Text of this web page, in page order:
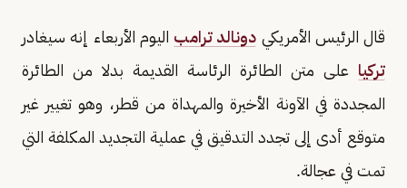
قال الرئيس الأمريكي دونالد ترامب اليوم الأربعاء إنه سيغادر
تركيا على متن الطائرة الرئاسة القديمة بدلا من الطائرة
المجددة في الآونة الأخيرة والمهداة من قطر، وهو تغيير غير
متوقع أدى إلى تجدد التدقيق في عملية التجديد المكلفة التي
تمت في عجالة.